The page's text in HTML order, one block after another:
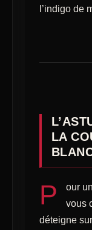
l’indigo de
LA
P our un
vous
déteigne